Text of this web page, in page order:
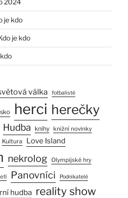
2024
je kdo
je kdo
válka fotbalisté
herci herečky
Hudba knihy knižní novinky
Kultura Love Island
nekrolog Olympijské hry
Panovníci Podnikatelé
hudba reality show